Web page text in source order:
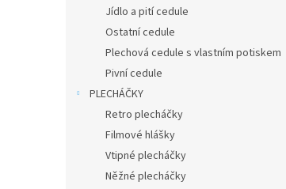
Jídlo a pití cedule
Ostatní cedule
Plechová cedule s vlastním potiskem
Pivní cedule
PLECHÁČKY
Retro plecháčky
Filmové hlášky
Vtipné plecháčky
Něžné plecháčky